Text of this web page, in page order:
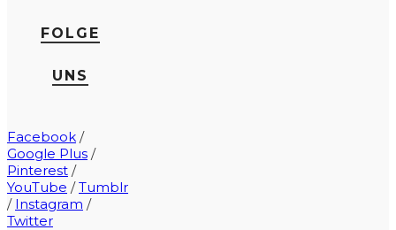
FOLGE
UNS
Facebook /
Google Plus /
Pinterest /
YouTube /Tumblr
/ Instagram /
Twitter